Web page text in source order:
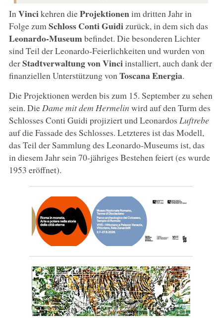
In Vincikehren dieProjektionenim dritten Jahr in
Folge zum Schloss Conti Guidi zurück, in dem sich das
Leonardo-Museumbefindet. Die besonderen Lichter
sind Teil der Leonardo-Feierlichkeiten und wurden von
derStadtverwaltung von Vinciinstalliert, auch dank der
finanziellen Unterstützung von Toscana Energia.
Die Projektionen werden bis zum 15. September zu sehen
sein. DieDame mit dem Hermelin wird auf den Turm des
Schlosses Conti Guidi projiziert und Leonardos Luftrebe
auf die Fassade des Schlosses. Letzteres ist das Modell,
das Teil der Sammlung des Leonardo-Museums ist, das
in diesem Jahr sein 70-jähriges Bestehen feiert (es wurde
1953 eröffnet).